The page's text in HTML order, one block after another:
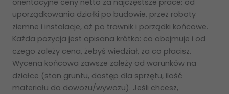
orientacyjne ceny netto za najczęstsze prace: od
uporządkowania działki po budowie, przez roboty
ziemne i instalacje, aż po trawnik i porządki końcowe.
Każda pozycja jest opisana krótko: co obejmuje i od
czego zależy cena, żebyś wiedział, za co płacisz.
Wycena końcowa zawsze zależy od warunków na
działce (stan gruntu, dostęp dla sprzętu, ilość
materiału do dowozu/wywozu). Jeśli chcesz,